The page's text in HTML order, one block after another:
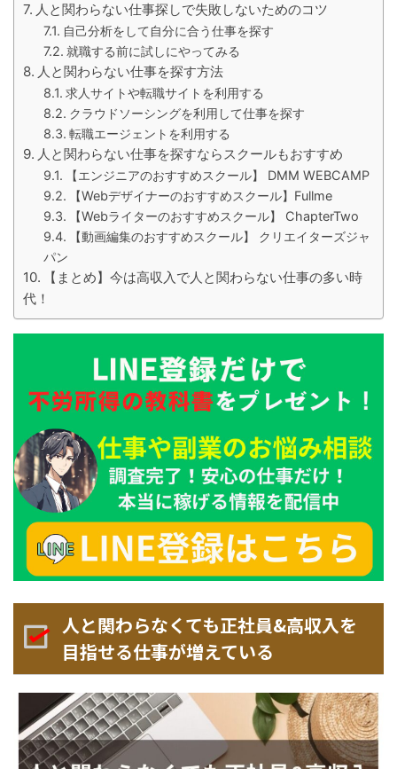
人と関わらない仕事探しで失敗しないためのコツ
自己分析をして自分に合う仕事を探す
就職する前に試しにやってみる
人と関わらない仕事を探す方法
求人サイトや転職サイトを利用する
クラウドソーシングを利用して仕事を探す
転職エージェントを利用する
人と関わらない仕事を探すならスクールもおすすめ
【エンジニアのおすすめスクール】 DMM WEBCAMP
【Webデザイナーのおすすめスクール】Fullme
【Webライターのおすすめスクール】 ChapterTwo
【動画編集のおすすめスクール】 クリエイターズジャ
パン
【まとめ】今は高収入で人と関わらない仕事の多い時
代！
人と関わらなくても正社員&高収入を
目指せる仕事が増えている